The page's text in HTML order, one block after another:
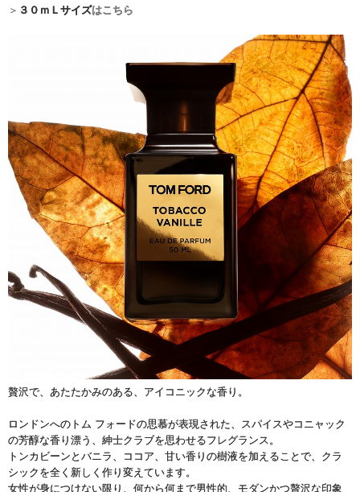
＞ ３０ｍＬサイズはこちら
贅沢で、あたたかみのある、アイコニックな香り。
ロンドンへのトム フォードの思慕が表現された、スパイスやコニャック
の芳醇な香り漂う、紳士クラブを思わせるフレグランス。
トンカビーンとバニラ、ココア、甘い香りの樹液を加えることで、クラ
シックを全く新しく作り変えています。
女性が身につけない限り、何から何まで男性的、モダンかつ贅沢な印象